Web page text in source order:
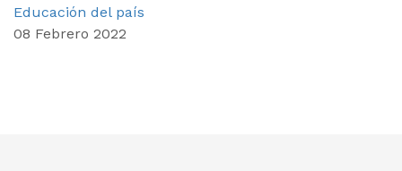
Educación del país
08 Febrero 2022